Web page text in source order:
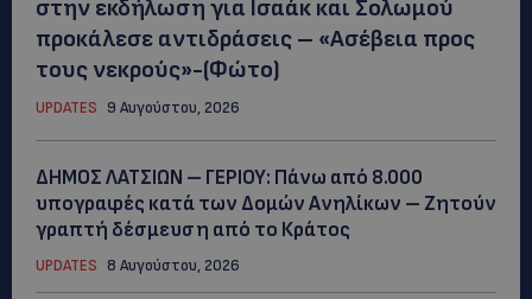
στην εκδήλωση για Ισαάκ και Σολωμού
προκάλεσε αντιδράσεις – «Ασέβεια προς
τους νεκρούς»-(Φώτο)
UPDATES 9 Αυγούστου, 2026
ΔΗΜΟΣ ΛΑΤΣΙΩΝ – ΓΕΡΙΟΥ: Πάνω από 8.000
υπογραφές κατά των Δομών Ανηλίκων – Ζητούν
γραπτή δέσμευση από το Κράτος
UPDATES 8 Αυγούστου, 2026